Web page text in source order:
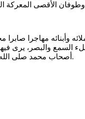
وأبنائه مهاجرا
ملء السمع والبصر،
أصحاب محمد صلى الله عليه وسلم ومن سار على الدرب من قادة الفتح وتحرير المقدسات.